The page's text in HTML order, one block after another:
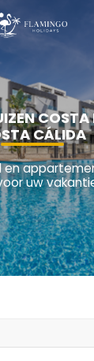
COSTA
CÁLIDA
en
uw